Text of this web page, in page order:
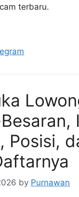
terbaru.
Posisi,
by Purnawan